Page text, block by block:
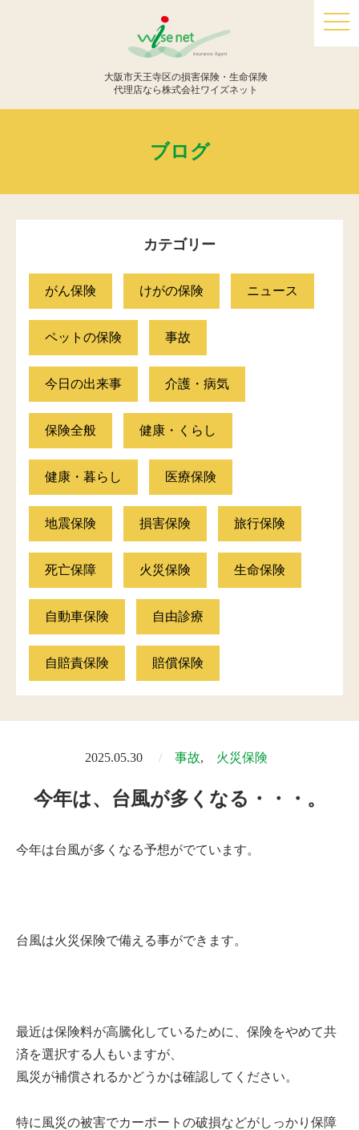
大阪市天王寺区の損害保険・生命保険
代理店なら株式会社ワイズネット
ブログ
カテゴリー
がん保険 けがの保険 ニュース
ペットの保険 事故
今日の出来事 介護・病気
保険全般 健康・くらし
健康・暮らし 医療保険
地震保険 損害保険 旅行保険
死亡保障 火災保険 生命保険
自動車保険 自由診療
自賠責保険 賠償保険
2025.05.30 事故 火災保険
今年は、台風が多くなる・・・。
今年は台風が多くなる予想がでています。
台風は火災保険で備える事ができます。
最近は保険料が高騰化しているために、保険をやめて共
済を選択する人もいますが、
風災が補償されるかどうかは確認してください。
特に風災の被害でカーポートの破損などがしっかり保障